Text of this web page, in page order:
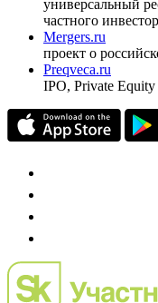
Спец проекты
Investfunds
универсальный
частного
проект о
Preqveca.ru